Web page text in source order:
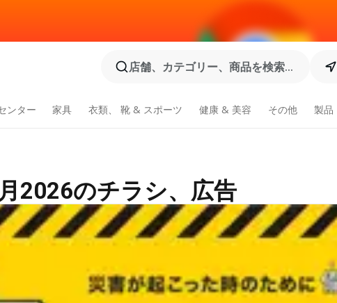
店舗、カテゴリー、商品を検索...
ンター 家具 衣類、 靴 & スポーツ 健康 & 美容 その他 製品
2026のチラシ、広告